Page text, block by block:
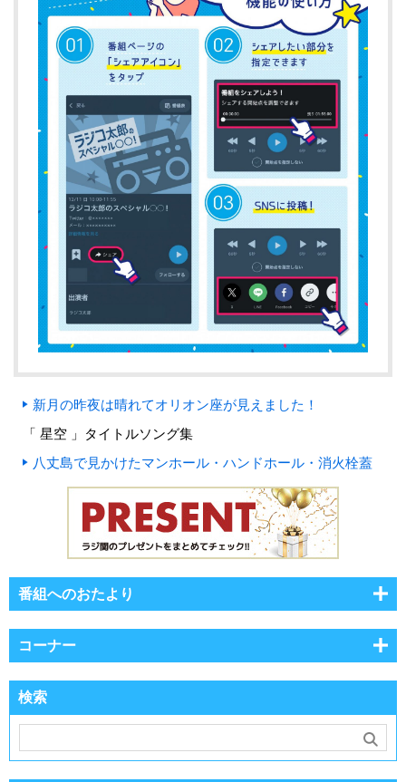
新月の昨夜は晴れてオリオン座が見えました！
「 星空 」タイトルソング集
八丈島で見かけたマンホール・ハンドホール・消火栓蓋
番組へのおたより
コーナー
検索